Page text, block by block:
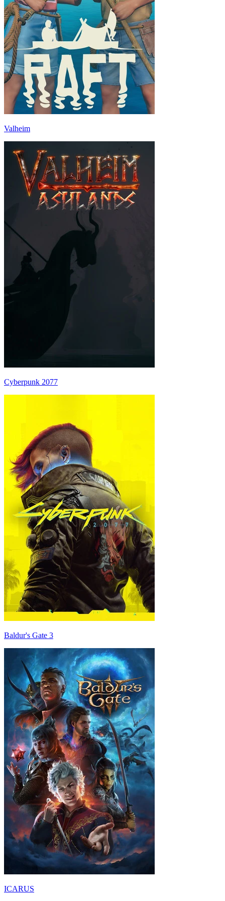
Valheim
Cyberpunk 2077
Baldur's Gate 3
ICARUS